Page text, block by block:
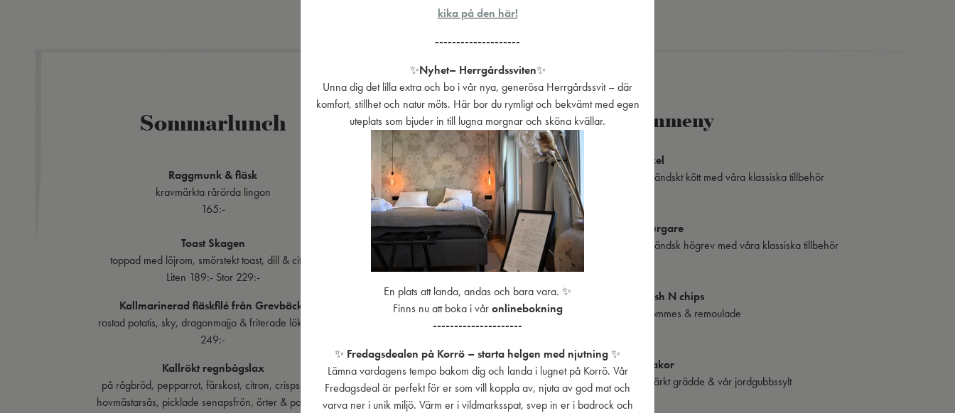
PRESENTKORT
Sommarlunch
Raggmunk & fläsk
kravmärkta rårörda lingon
165:-
Toast Skagen
toppad med löjrom, smörstekt toast, dill & citron
Liten 189:- Stor 229:-
Kallmarinerad fläskfilé från Grevbäcks
rostad potatis, sky, dragonmajjo & friterade lökringar
249:-
Kallrökt regnbågslax
på rågbröd, pepparrot, färskost, citron, crispsallad,
hovmästarsås, picklade senapsfrön, örter & pocherat
Sommarlunch
Inkokt rödingfilé
sommarprimörer, dillemulsion, färskpotatis, örter &
citron
259:-
Varmrökta laxen
från Brorssons fisk i Sölvesborg, anitasås, ångade
ärtor, ärtskott, citron & dillslungad potatis
Hamburgaren
på småländskt högrev, brioche, vår ketchup,
bifftomat, färsk pommes och saltgurka
259:-
Halloumiburgaren
Barnmeny
Schnitzel
på småländskt kött med våra klassiska tillbehör
Barnburgare
på småländsk högrev med våra klassiska tillbehör
MSC Fish N chips
färsk pommes & remoulade
Pannkakor
krav- märkt grädde & vår jordgubbssylt
95:-
kika på den här!
--------------------
✨Nyhet– Herrgårdssviten✨
Unna dig det lilla extra och bo i vår nya, generösa Herrgårdssvit – där
komfort, stillhet och natur möts. Här bor du rymligt och bekvämt med egen
uteplats som bjuder in till lugna morgnar och sköna kvällar.
En plats att landa, andas och bara vara. ✨
Finns nu att boka i våronlinebokning
---------------------
✨ Fredagsdealen på Korrö – starta helgen med njutning✨
Lämna vardagens tempo bakom dig och landa i lugnet på Korrö. Vår
Fredagsdeal är perfekt för er som vill koppla av, njuta av god mat och
varva ner i unik miljö. Värm er i vildmarksspat, svep in er i badrock och